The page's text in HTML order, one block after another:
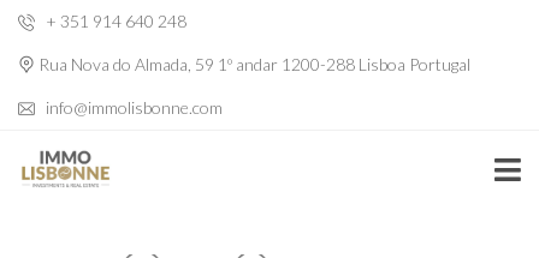
+ 351 914 640 248
Rua Nova do Almada, 59 1º andar 1200-288 Lisboa Portugal
info@immolisbonne.com